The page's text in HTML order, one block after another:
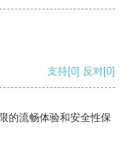
支持[0] 反对[0]
的流畅体验和安全性保